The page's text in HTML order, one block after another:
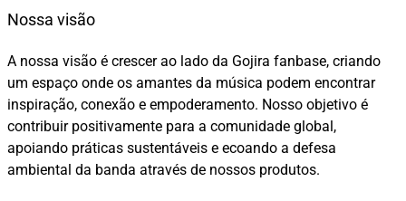
Nossa visão
A nossa visão é crescer ao lado da Gojira fanbase, criando
um espaço onde os amantes da música podem encontrar
inspiração, conexão e empoderamento. Nosso objetivo é
contribuir positivamente para a comunidade global,
apoiando práticas sustentáveis e ecoando a defesa
ambiental da banda através de nossos produtos.